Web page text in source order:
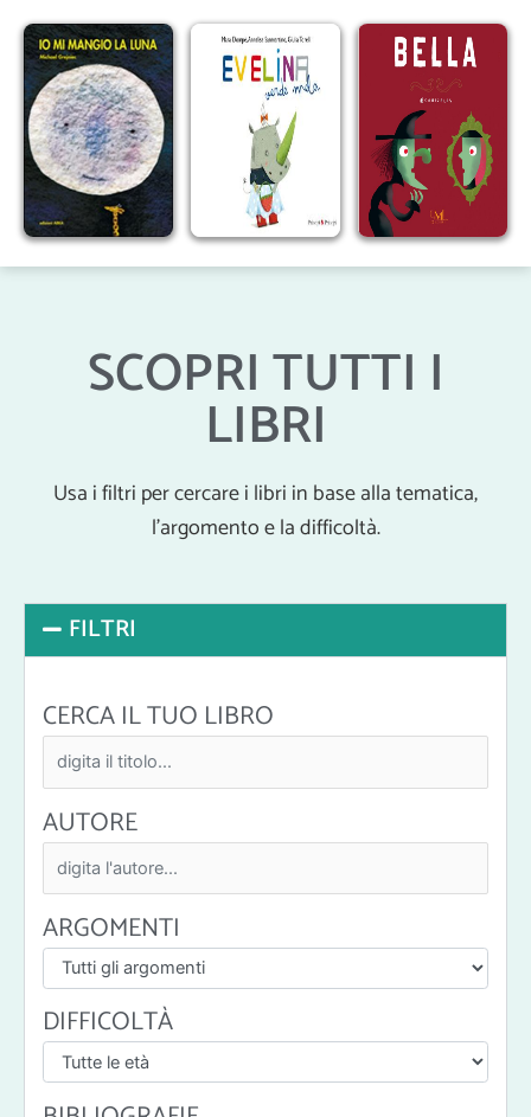
SCOPRI TUTTI I
LIBRI
Usa i filtri per cercare i libri in base alla tematica,
l’argomento e la difficoltà.
FILTRI
CERCA IL TUO LIBRO
AUTORE
ARGOMENTI
DIFFICOLTÀ